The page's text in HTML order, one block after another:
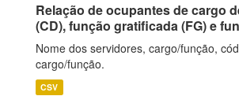
Relação de ocupantes de cargo
(CD), função gratificada (FG) e
Nome dos servidores, cargo/função,
cargo/função.
CSV